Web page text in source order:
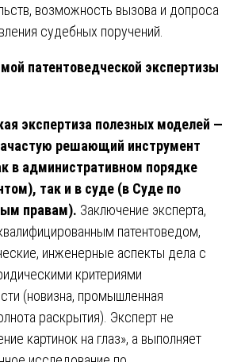
возможность вызова и допроса
судебных поручений.
патентоведческой экспертизы
экспертиза полезных моделей —
решающий инструмент
в административном порядке
так и в суде (в Суде по
правам). Заключение эксперта,
патентоведом,
инженерные аспекты дела с
критериями
(новизна, промышленная
раскрытия). Эксперт не
картинок на глаз», а выполняет